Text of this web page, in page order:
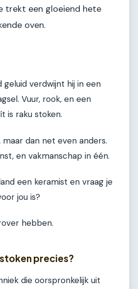
trekt een gloeiend hete
oven.
geluid verdwijnt hij in een
Vuur, rook, en een
is raku stoken.
maar dan net even anders.
en vakmanschap in één.
een keramist en vraag je
jou is?
hebben.
precies?
die oorspronkelijk uit